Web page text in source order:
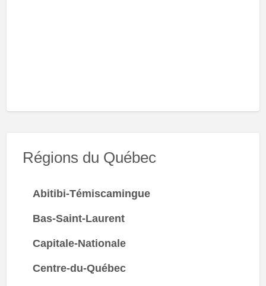
Régions du Québec
Abitibi-Témiscamingue
Bas-Saint-Laurent
Capitale-Nationale
Centre-du-Québec